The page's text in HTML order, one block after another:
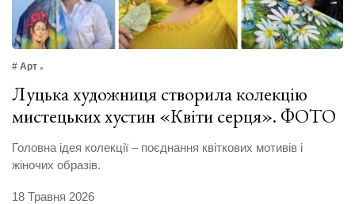
# Арт
Луцька художниця створила колекцію
мистецьких хустин «Квіти серця». ФОТО
Головна ідея колекції – поєднання квіткових мотивів і
жіночих образів.
18 Травня 2026